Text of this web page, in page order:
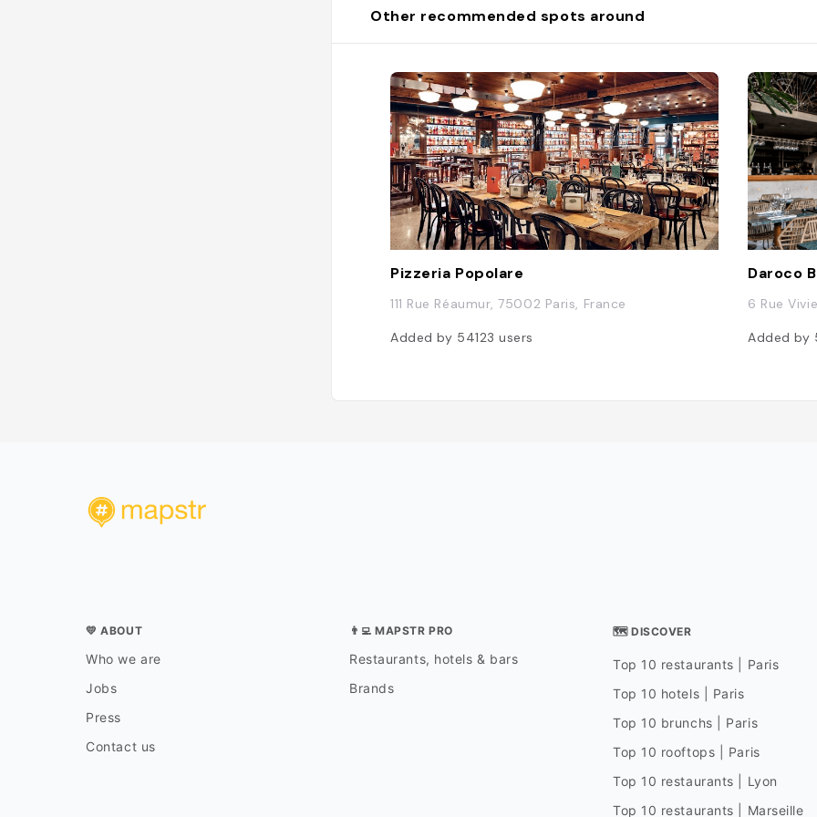
Other recommended spots around
Pizzeria Popolare
111 Rue Réaumur, 75002 Paris, France
Added by 54123users
Daroco
6 Rue
Added by
💛 ABOUT
Who we are
Jobs
Press
Contact us
👨‍💻 MAPSTR PRO
Restaurants, hotels & bars
Brands
🗺 DISCOVER
Top 10 restaurants | Paris
Top 10 hotels | Paris
Top 10 brunchs | Paris
Top 10 rooftops | Paris
Top 10 restaurants | Lyon
Top 10 restaurants | Marseille